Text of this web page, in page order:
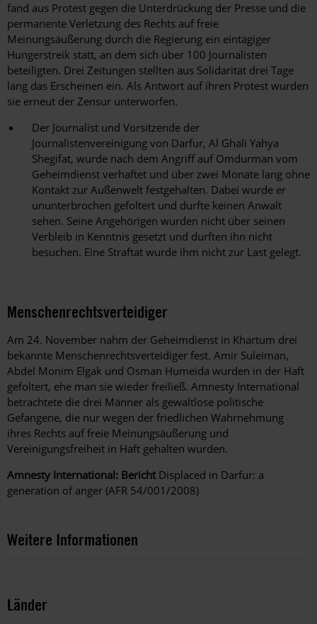
fand aus Protest gegen die Unterdrückung der Presse und die
permanente Verletzung des Rechts auf freie
Meinungsäußerung durch die Regierung ein eintägiger
Hungerstreik statt, an dem sich über 100 Journalisten
beteiligten. Drei Zeitungen stellten aus Solidarität drei Tage
lang das Erscheinen ein. Als Antwort auf ihren Protest wurden
sie erneut der Zensur unterworfen.
Der Journalist und Vorsitzende der
Journalistenvereinigung von Darfur, Al Ghali Yahya
Shegifat, wurde nach dem Angriff auf Omdurman vom
Geheimdienst verhaftet und über zwei Monate lang ohne
Kontakt zur Außenwelt festgehalten. Dabei wurde er
ununterbrochen gefoltert und durfte keinen Anwalt
sehen. Seine Angehörigen wurden nicht über seinen
Verbleib in Kenntnis gesetzt und durften ihn nicht
besuchen. Eine Straftat wurde ihm nicht zur Last gelegt.
Menschenrechtsverteidiger
Am 24. November nahm der Geheimdienst in Khartum drei
bekannte Menschenrechtsverteidiger fest. Amir Suleiman,
Abdel Monim Elgak und Osman Humeida wurden in der Haft
gefoltert, ehe man sie wieder freiließ. Amnesty International
betrachtete die drei Männer als gewaltlose politische
Gefangene, die nur wegen der friedlichen Wahrnehmung
ihres Rechts auf freie Meinungsäußerung und
Vereinigungsfreiheit in Haft gehalten wurden.
Amnesty International: BerichtDisplaced in Darfur: a
generation of anger (AFR 54/001/2008)
Weitere Informationen
Länder